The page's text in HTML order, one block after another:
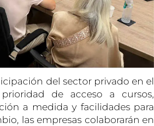
del sector privado en el
de acceso a cursos,
a medida y facilidades para
las empresas colaborarán en